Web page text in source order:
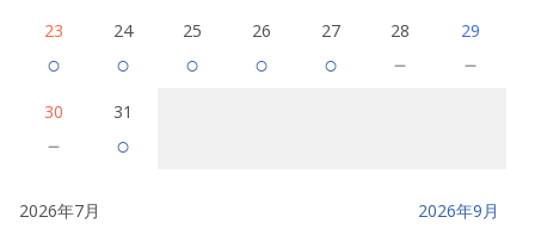
23
○
24
○
25
○
26
○
27
○
28
－
29
－
30
－
31
○
2026年7月 2026年9月